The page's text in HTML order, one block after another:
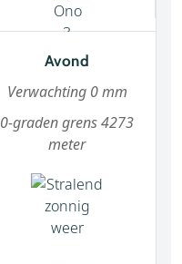
Avond
Verwachting 0 mm
0-graden grens 4273
meter